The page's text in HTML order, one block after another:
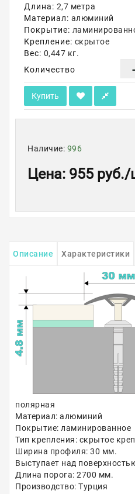
Длина: 2,7 метра
Материал: алюминий
Покрытие:
Крепление: скрытое
Вес: 0,447 кг.
Количество
Купить
Наличие: 996
Цена: 955 руб./
Описание Характеристики
полярная
Материал: алюминий
Покрытие: ламинированное
Тип крепления: скрытое
Ширина профиля: 30 мм.
Выступает над
Длина порога: 2700 мм.
Производство: Турция